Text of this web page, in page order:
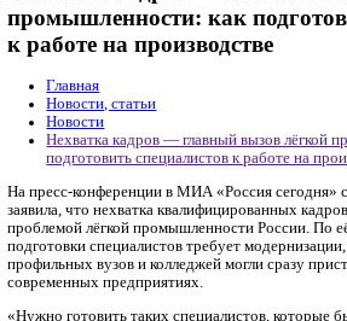
Нехватка кадров —
промышленности: как
к работе на производстве
Главная
Новости, статьи
Новости
Нехватка кадров — главный
подготовить специалистов к